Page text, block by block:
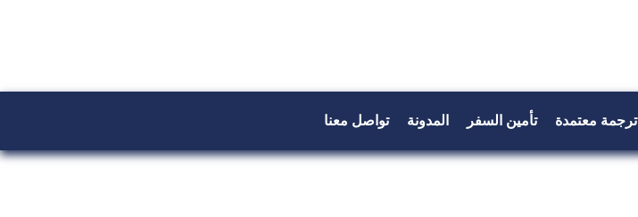
ترجمة معتمدة تأمين السفر المدونة تواصل معنا